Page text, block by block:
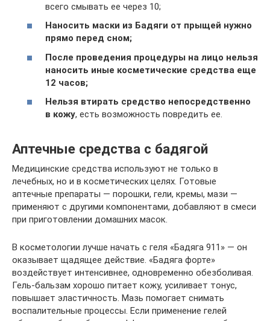
всего смывать ее через 10;
Наносить маски из Бадяги от прыщей нужно
прямо перед сном;
После проведения процедуры на лицо нельзя
наносить иные косметические средства еще
12 часов;
Нельзя втирать средство непосредственно
в кожу, есть возможность повредить ее.
Аптечные средства с бадягой
Медицинские средства используют не только в
лечебных, но и в косметических целях. Готовые
аптечные препараты — порошки, гели, кремы, мази —
применяют с другими компонентами, добавляют в смеси
при приготовлении домашних масок.
В косметологии лучше начать с геля «Бадяга 911» — он
оказывает щадящее действие. «Бадяга форте»
воздействует интенсивнее, одновременно обезболивая.
Гель-бальзам хорошо питает кожу, усиливает тонус,
повышает эластичность. Мазь помогает снимать
воспалительные процессы. Если применение гелей